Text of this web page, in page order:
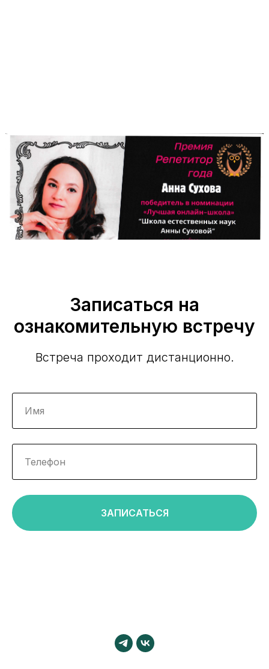
Записаться на
ознакомительную встречу
Встреча проходит дистанционно.
ЗАПИСАТЬСЯ